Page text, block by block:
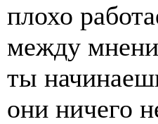
плохо
между
ты
они ничего